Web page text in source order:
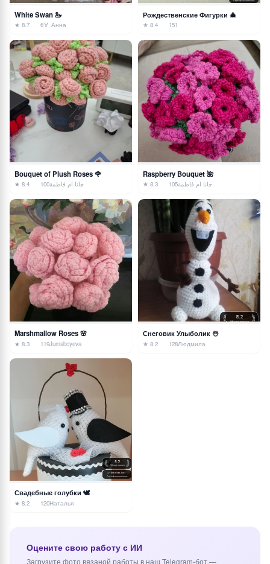
White Swan 🦢
★ 8.7 6🏅 Анна
Рождественские Фигурки 🎄
★ 8.4 151
Bouquet of Plush Roses 🌹
★ 8.4 100جانا ام فاطمة
Raspberry Bouquet 🌺
★ 8.3 105جانا ام فاطمة
Marshmallow Roses 🌸
★ 8.3 119Jumaboyeva
Снеговик Улыболик ☃️
★ 8.2 128Людмила
Свадебные голубки 🕊️
★ 8.2 120Наталья
Оцените свою работу с ИИ
Загрузите фото вязаной работы в наш Telegram-бот —